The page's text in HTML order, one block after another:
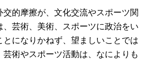
交的摩擦が、文化交流やスポーツ関
芸術、美術、スポーツに政治をい
になりかねず、望ましいことでは
術やスポーツ活動は、なによりも